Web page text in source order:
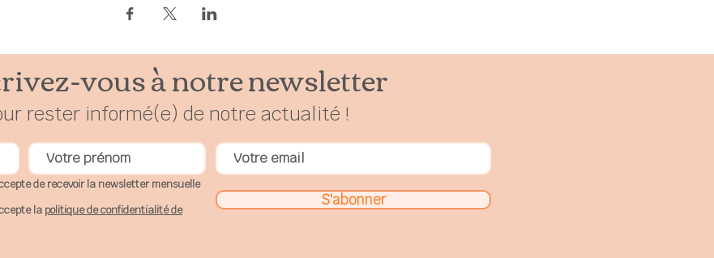
vous à notre newsletter
resterinformé(e) de notre actualité !
de recevoir la newsletter mensuelle
la politique de confidentialité de
S'abonner